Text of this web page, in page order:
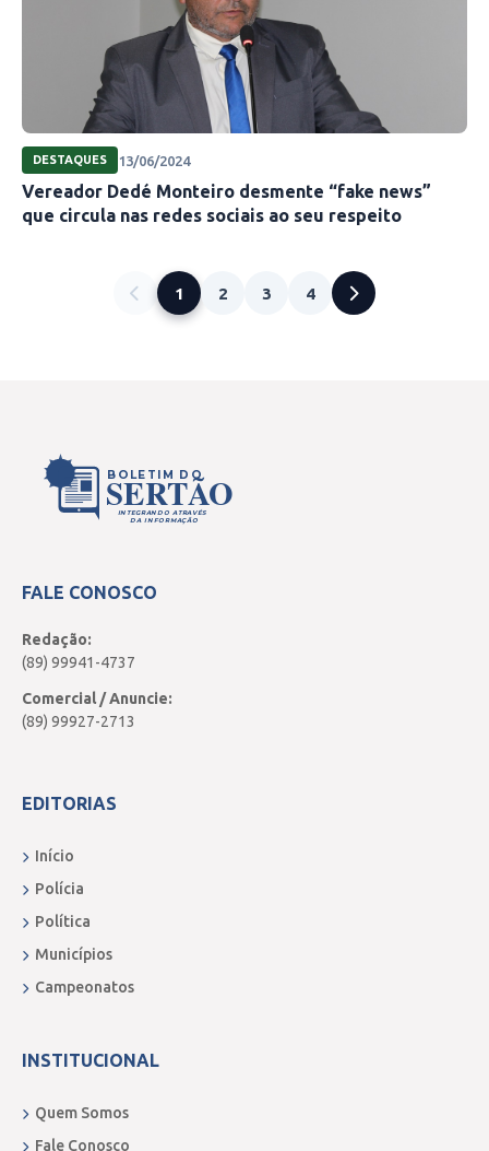
DESTAQUES 13/06/2024
Vereador Dedé Monteiro desmente “fake news”
que circula nas redes sociais ao seu respeito
1 2 3 4
BOLETIM DO
SERTÃO
INTEGRANDO ATRAVÉS
DA INFORMAÇÃO
FALE CONOSCO
Redação:
(89) 99941-4737
Comercial / Anuncie:
(89) 99927-2713
EDITORIAS
Início
Polícia
Política
Municípios
Campeonatos
INSTITUCIONAL
Quem Somos
Fale Conosco